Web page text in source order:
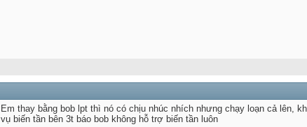
Em thay bằng bob lpt thì nó có chịu nhúc nhích nhưng chạy loạn cả lên,
vụ biến tần bên 3t báo bob không hỗ trợ biến tần luôn